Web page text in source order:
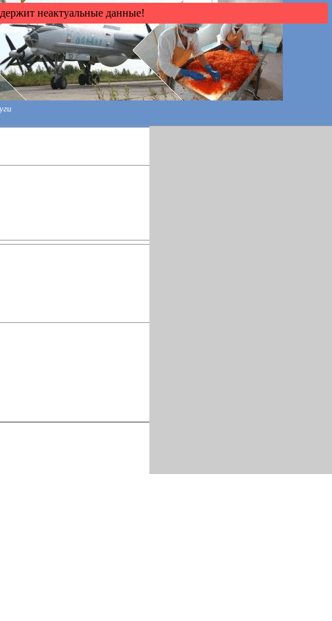
неактуальные данные!